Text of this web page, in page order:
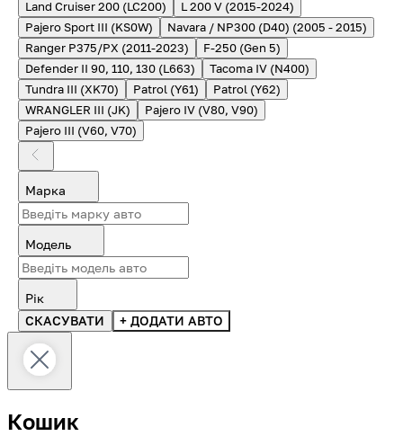
Land Cruiser 200 (LC200)
L 200 V (2015-2024)
Pajero Sport III (KS0W)
Navara / NP300 (D40) (2005 - 2015)
Ranger P375/PX (2011-2023)
F-250 (Gen 5)
Defender II 90, 110, 130 (L663)
Tacoma IV (N400)
Tundra III (XK70)
Patrol (Y61)
Patrol (Y62)
WRANGLER III (JK)
Pajero IV (V80, V90)
Pajero III (V60, V70)
Марка
Модель
Рік
СКАСУВАТИ
+ ДОДАТИ АВТО
Кошик